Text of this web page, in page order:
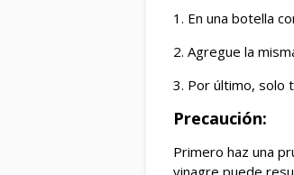
1. En una botella
2. Agregue la
3. Por último, solo
Precaución:
Primero haz una
vinagre puede